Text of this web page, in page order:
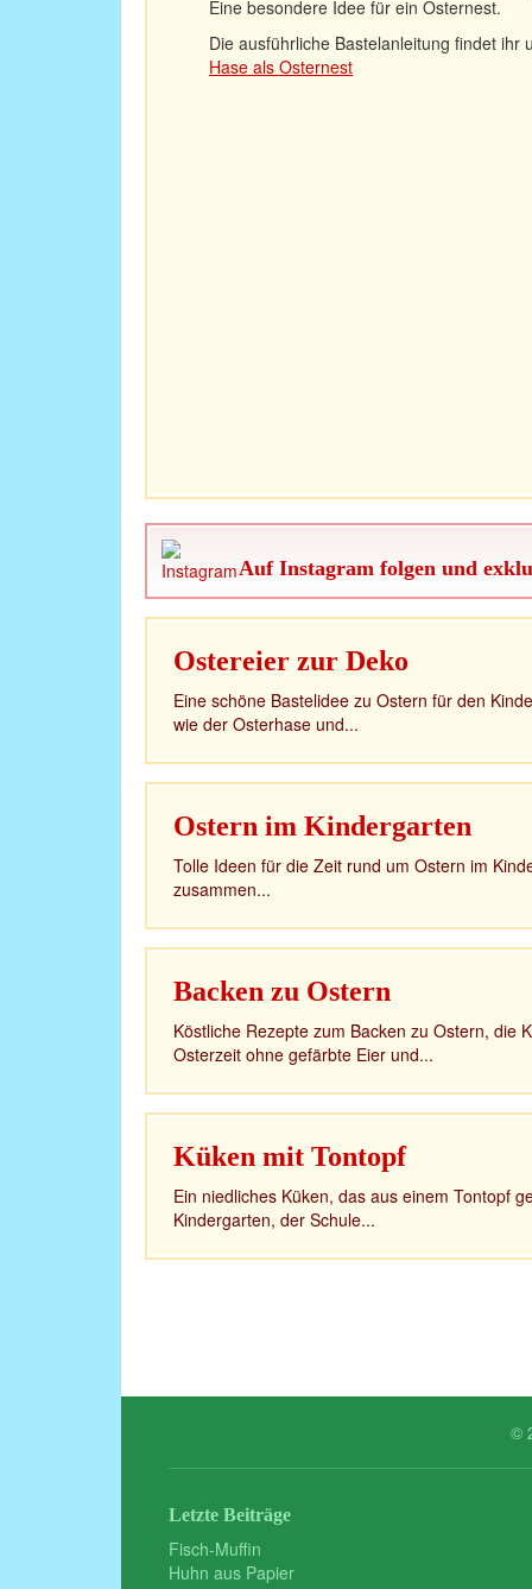
Eine besondere Idee für ein Osternest.
Die ausführliche Bastelanleitung findet ihr
Hase als Osternest
Auf Instagram folgen und
Ostereier zur Deko
Eine schöne Bastelidee zu Ostern für den
wie der Osterhase und...
Ostern im Kindergarten
Tolle Ideen für die Zeit rund um Ostern im
zusammen...
Backen zu Ostern
Köstliche Rezepte zum Backen zu Ostern, die
Osterzeit ohne gefärbte Eier und...
Küken mit Tontopf
Ein niedliches Küken, das aus einem Tontopf
Kindergarten, der Schule...
©
Letzte Beiträge
Fisch-Muffin
Huhn aus Papier